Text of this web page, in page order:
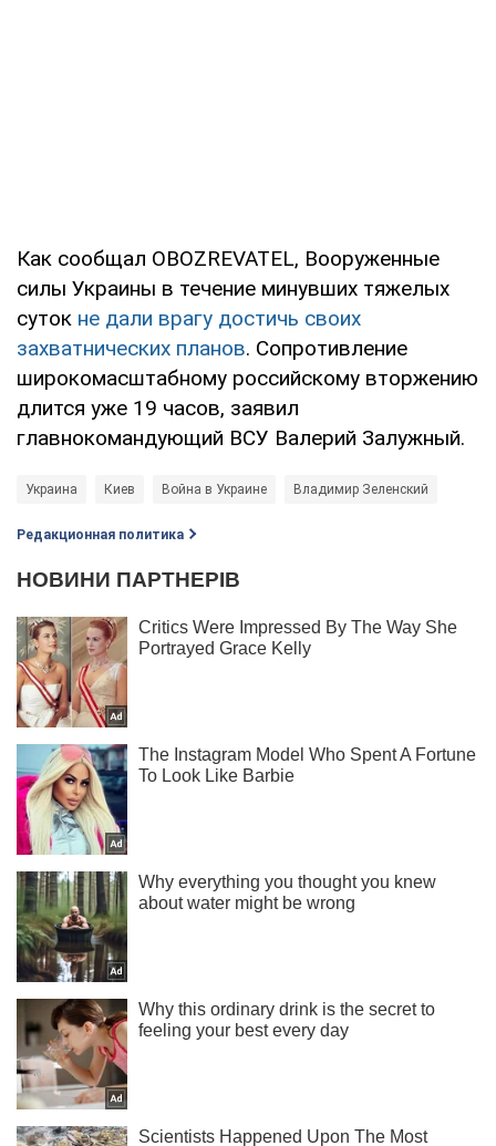
Как сообщал OBOZREVATEL, Вооруженные
силы Украины в течение минувших тяжелых
суток не дали врагу достичь своих
захватнических планов. Сопротивление
широкомасштабному российскому вторжению
длится уже 19 часов, заявил
главнокомандующий ВСУ Валерий Залужный.
Украина Киев Война в Украине Владимир Зеленский
Редакционная политика